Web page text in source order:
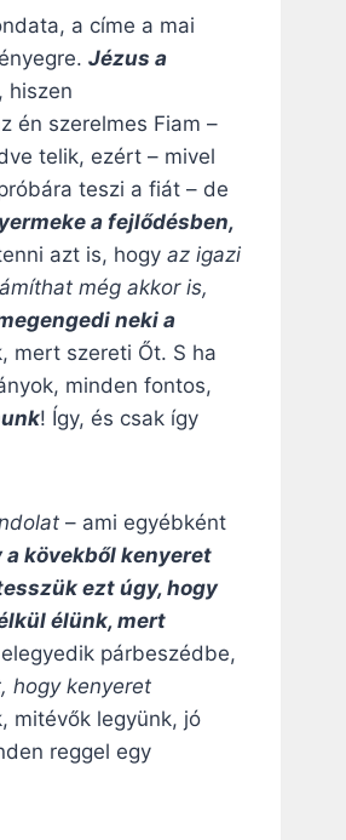
a címe a mai
Jézus a
, hiszen
én szerelmes Fiam –
telik, ezért – mivel
teszi a fiát – de
a fejlődésben,
azt is, hogy az igazi
még akkor is,
neki a
mert szereti Őt. S ha
minden fontos,
! Így, és csak így
– ami egyébként
kövekből kenyeret
ezt úgy, hogy
élünk, mert
párbeszédbe,
hogy kenyeret
mitévők legyünk, jó
reggel egy